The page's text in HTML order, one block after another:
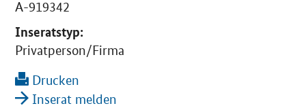
A-919342
Inseratstyp:
Privatperson/Firma
Drucken
Inserat melden